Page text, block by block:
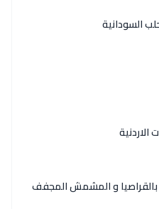
السودانية
و المشمش المجفف